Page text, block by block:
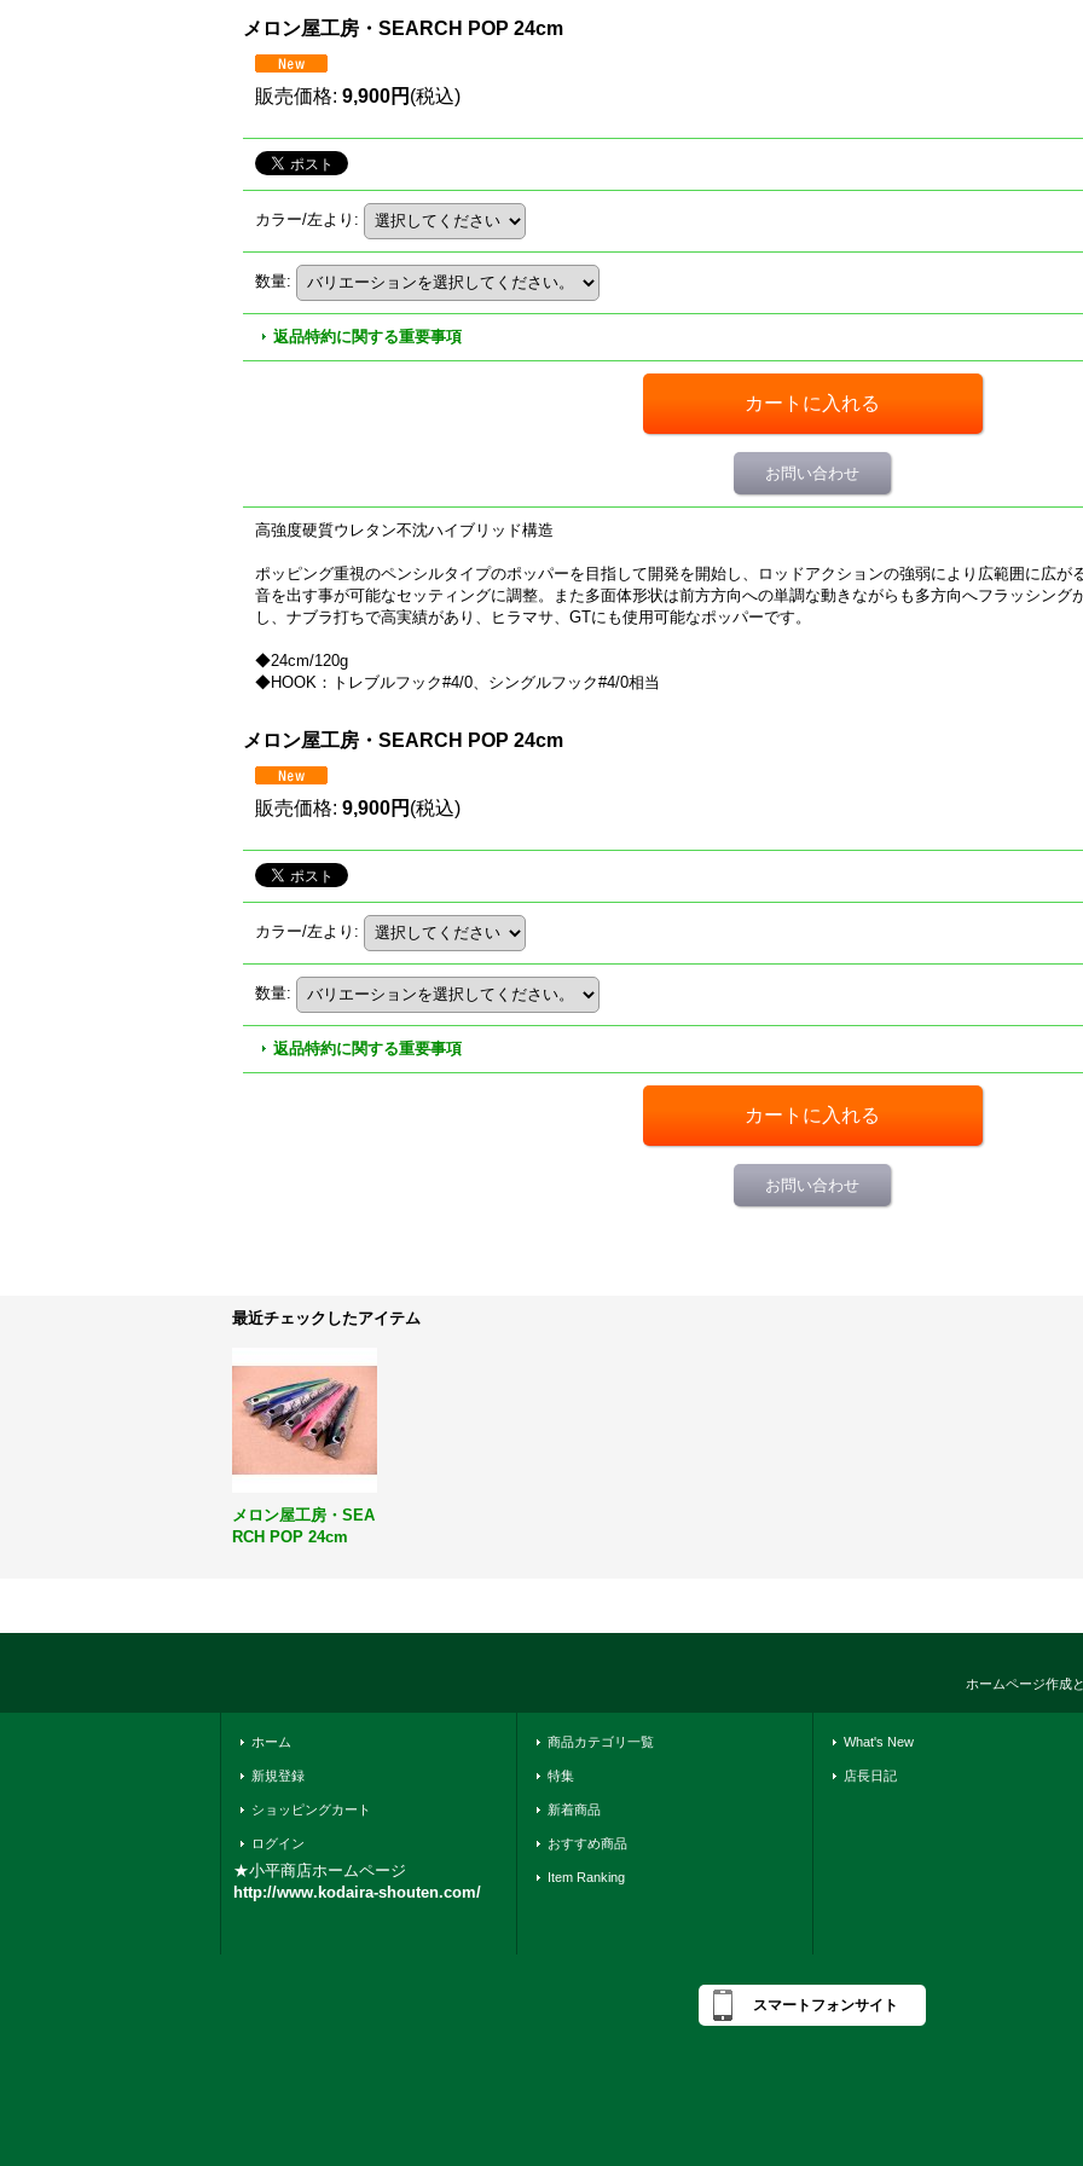
メロン屋工房・SEARCH POP 24cm
販売価格: 9,900円 (税込)
カラー/左より :
数量:
返品特約に関する重要事項
お問い合わせ
高強度硬質ウレタン不沈ハイブリッド構造
ポッピング重視のペンシルタイプのポッパーを目指して開発を開始し、ロッドアクションの強弱により広範囲に広が
音を出す事が可能なセッティングに調整。また多面体形状は前方方向への単調な動きながらも多方向へフラッシング
し、ナブラ打ちで高実績があり、ヒラマサ、GTにも使用可能なポッパーです。
◆24cm/120g
◆HOOK：トレブルフック#4/0、シングルフック#4/0相当
メロン屋工房・SEARCH POP 24cm
販売価格: 9,900円 (税込)
カラー/左より :
数量:
返品特約に関する重要事項
お問い合わせ
最近チェックしたアイテム
メロン屋工房・SEA
RCH POP 24cm
ホームページ作成
ホーム
新規登録
ショッピングカート
ログイン
★小平商店ホームページ
http://www.kodaira-shouten.com/
商品カテゴリ一覧
特集
新着商品
おすすめ商品
Item Ranking
What's New
店長日記
スマートフォンサイト